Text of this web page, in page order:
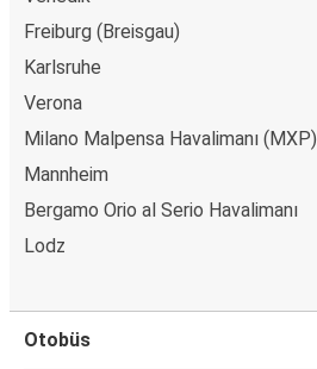
Freiburg (Breisgau)
Karlsruhe
Verona
Milano Malpensa Havalimanı (MXP)
Mannheim
Bergamo Orio al Serio Havalimanı
Lodz
Otobüs